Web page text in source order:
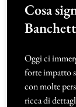
Cosa
Oggi ci
forte impatto
con molte
ricca di